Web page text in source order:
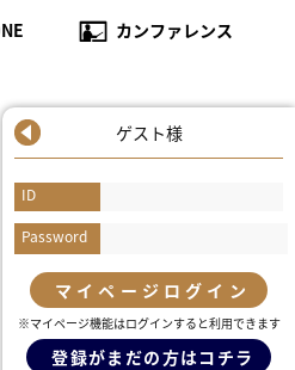
カンファレンス
ゲスト様
ID
Password
マイページログイン
※マイページ機能はログインすると利用できます
登録がまだの方はコチラ